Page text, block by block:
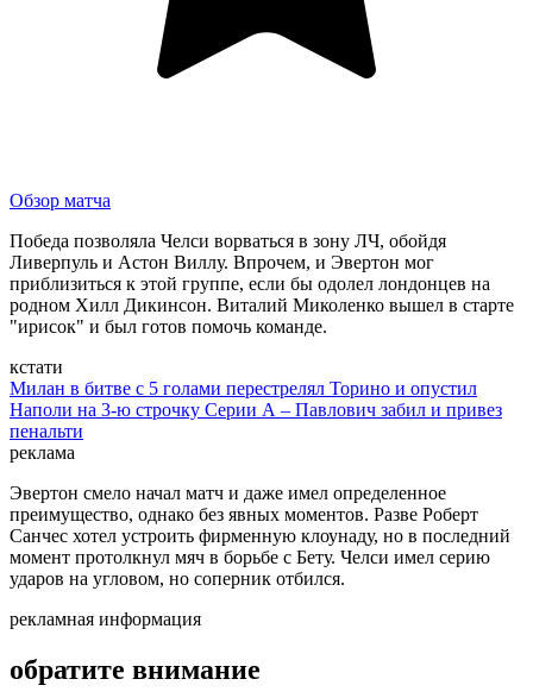
Обзор матча
Победа позволяла Челси ворваться в зону ЛЧ, обойдя
Ливерпуль и Астон Виллу. Впрочем, и Эвертон мог
приблизиться к этой группе, если бы одолел лондонцев на
родном Хилл Дикинсон. Виталий Миколенко вышел в старте
"ирисок" и был готов помочь команде.
кстати
Милан в битве с 5 голами перестрелял Торино и опустил
Наполи на 3-ю строчку Серии А – Павлович забил и привез
пенальти
реклама
Эвертон смело начал матч и даже имел определенное
преимущество, однако без явных моментов. Разве Роберт
Санчес хотел устроить фирменную клоунаду, но в последний
момент протолкнул мяч в борьбе с Бету. Челси имел серию
ударов на угловом, но соперник отбился.
рекламная информация
обратите внимание